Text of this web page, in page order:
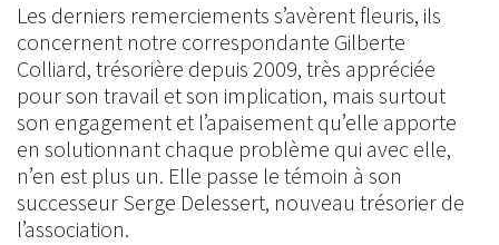
Les derniers remerciements s’avèrent fleuris, ils
concernent notre correspondante Gilberte
Colliard, trésorière depuis 2009, très appréciée
pour son travail et son implication, mais surtout
son engagement et l’apaisement qu’elle apporte
en solutionnant chaque problème qui avec elle,
n’en est plus un. Elle passe le témoin à son
successeur Serge Delessert, nouveau trésorier de
l’association.